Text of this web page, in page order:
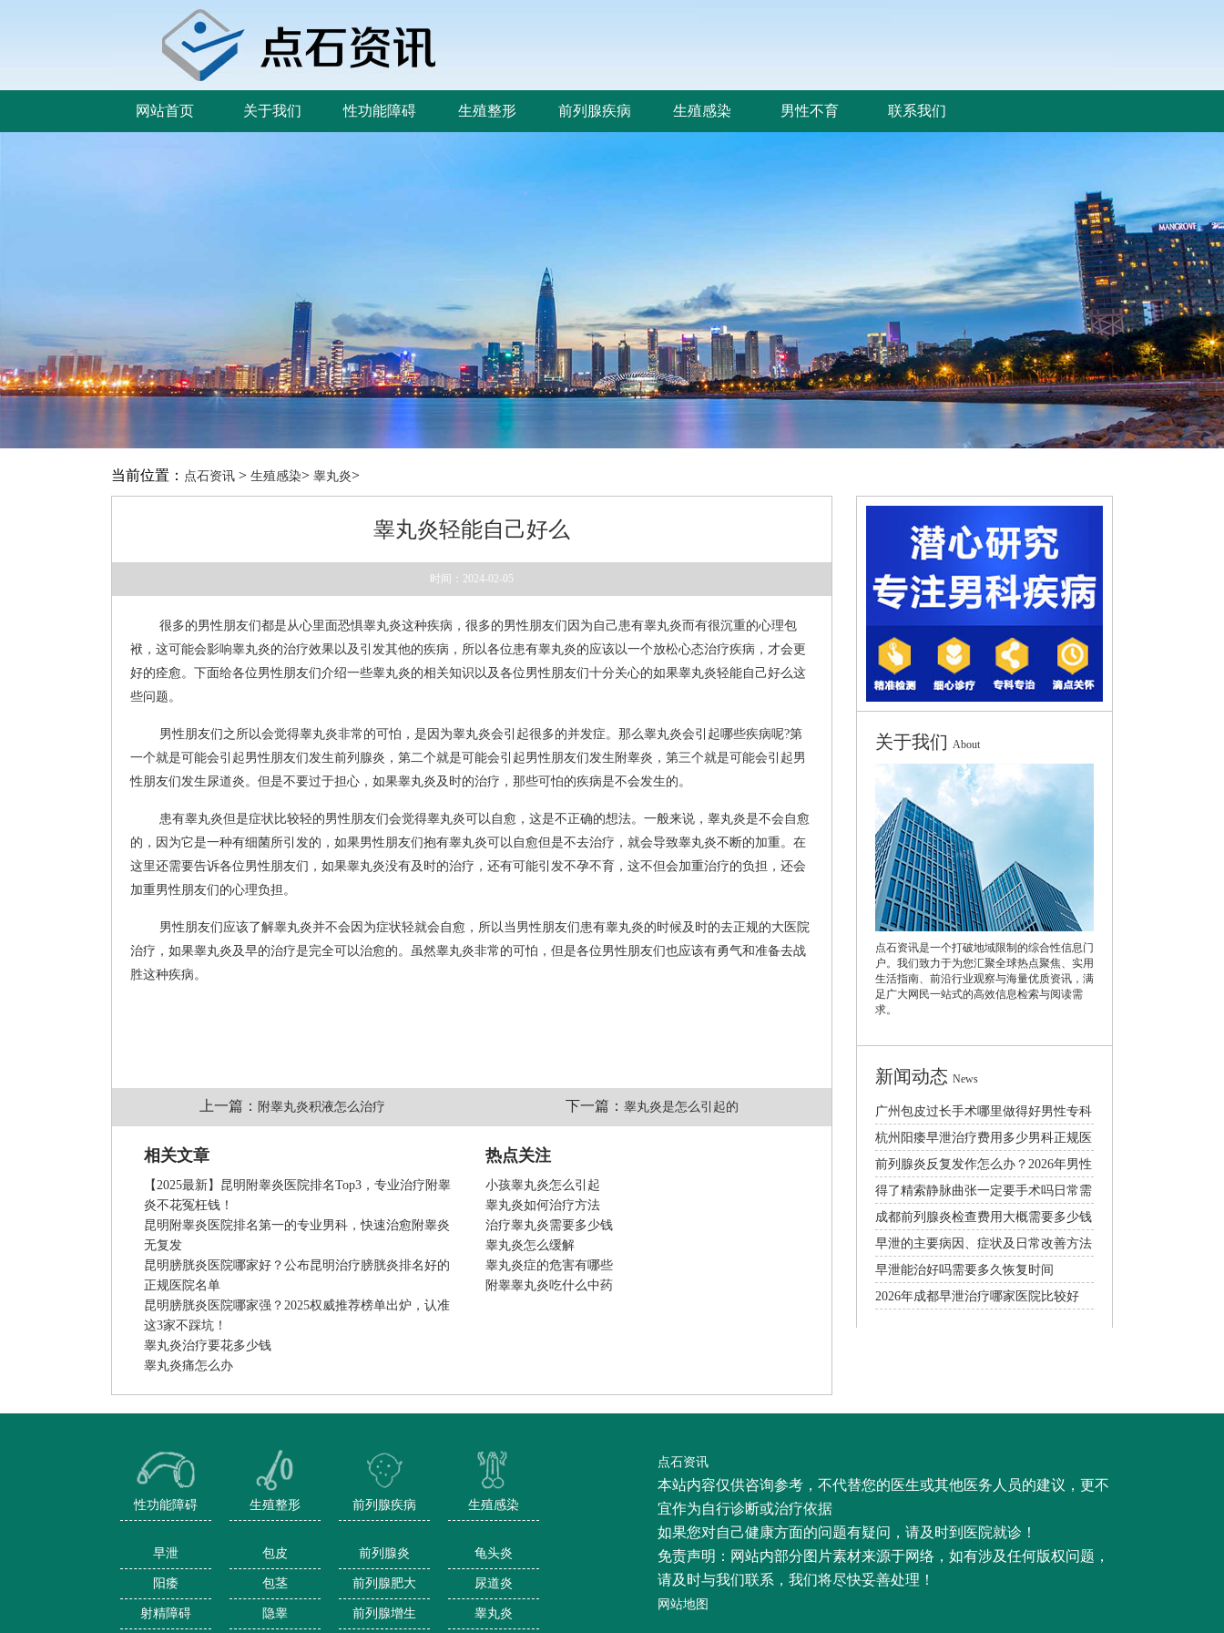
网站首页 关于我们 性功能障碍 生殖整形 前列腺疾病 生殖感染 男性不育 联系我们
当前位置： 点石资讯 > 生殖感染> 睾丸炎>
睾丸炎轻能自己好么
时间：2024-02-05
很多的男性朋友们都是从心里面恐惧睾丸炎这种疾病，很多的男性朋友们因为自己患有睾丸炎而有很沉重的心理包
袱，这可能会影响睾丸炎的治疗效果以及引发其他的疾病，所以各位患有睾丸炎的应该以一个放松心态治疗疾病，才会更
好的痊愈。下面给各位男性朋友们介绍一些睾丸炎的相关知识以及各位男性朋友们十分关心的如果睾丸炎轻能自己好么这
些问题。
男性朋友们之所以会觉得睾丸炎非常的可怕，是因为睾丸炎会引起很多的并发症。那么睾丸炎会引起哪些疾病呢?第
一个就是可能会引起男性朋友们发生前列腺炎，第二个就是可能会引起男性朋友们发生附睾炎，第三个就是可能会引起男
性朋友们发生尿道炎。但是不要过于担心，如果睾丸炎及时的治疗，那些可怕的疾病是不会发生的。
患有睾丸炎但是症状比较轻的男性朋友们会觉得睾丸炎可以自愈，这是不正确的想法。一般来说，睾丸炎是不会自愈
的，因为它是一种有细菌所引发的，如果男性朋友们抱有睾丸炎可以自愈但是不去治疗，就会导致睾丸炎不断的加重。在
这里还需要告诉各位男性朋友们，如果睾丸炎没有及时的治疗，还有可能引发不孕不育，这不但会加重治疗的负担，还会
加重男性朋友们的心理负担。
男性朋友们应该了解睾丸炎并不会因为症状轻就会自愈，所以当男性朋友们患有睾丸炎的时候及时的去正规的大医院
治疗，如果睾丸炎及早的治疗是完全可以治愈的。虽然睾丸炎非常的可怕，但是各位男性朋友们也应该有勇气和准备去战
胜这种疾病。
上一篇： 附睾丸炎积液怎么治疗 下一篇： 睾丸炎是怎么引起的
相关文章
【2025最新】昆明附睾炎医院排名Top3，专业治疗附睾
炎不花冤枉钱！
昆明附睾炎医院排名第一的专业男科，快速治愈附睾炎
无复发
昆明膀胱炎医院哪家好？公布昆明治疗膀胱炎排名好的
正规医院名单
昆明膀胱炎医院哪家强？2025权威推荐榜单出炉，认准
这3家不踩坑！
睾丸炎治疗要花多少钱
睾丸炎痛怎么办
热点关注
小孩睾丸炎怎么引起
睾丸炎如何治疗方法
治疗睾丸炎需要多少钱
睾丸炎怎么缓解
睾丸炎症的危害有哪些
附睾睾丸炎吃什么中药
关于我们 About
点石资讯是一个打破地域限制的综合性信息门
户。我们致力于为您汇聚全球热点聚焦、实用
生活指南、前沿行业观察与海量优质资讯，满
足广大网民一站式的高效信息检索与阅读需
求。
新闻动态 News
广州包皮过长手术哪里做得好男性专科
医院口碑排行
杭州阳痿早泄治疗费用多少男科正规医
院排名推荐
前列腺炎反复发作怎么办？2026年男性
日常护理与科学治疗方法
得了精索静脉曲张一定要手术吗日常需
要注意什么
成都前列腺炎检查费用大概需要多少钱
早泄的主要病因、症状及日常改善方法
早泄能治好吗需要多久恢复时间
2026年成都早泄治疗哪家医院比较好
性功能障碍
早泄
阳痿
射精障碍
生殖整形
包皮
包茎
隐睾
前列腺疾病
前列腺炎
前列腺肥大
前列腺增生
生殖感染
龟头炎
尿道炎
睾丸炎
点石资讯
本站内容仅供咨询参考，不代替您的医生或其他医务人员的建议，更不
宜作为自行诊断或治疗依据
如果您对自己健康方面的问题有疑问，请及时到医院就诊！
免责声明：网站内部分图片素材来源于网络，如有涉及任何版权问题，
请及时与我们联系，我们将尽快妥善处理！
网站地图